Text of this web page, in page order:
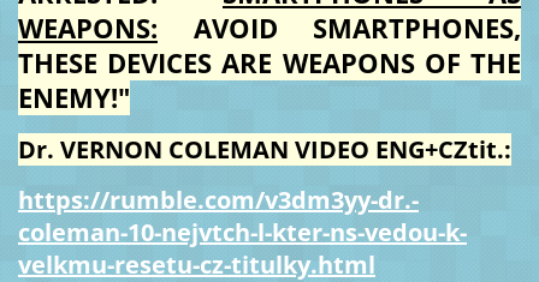
WEAPONS: AVOID SMARTPHONES,
THESE DEVICES ARE WEAPONS OF THE
ENEMY!"
Dr. VERNON COLEMAN VIDEO ENG+CZtit.:
https://rumble.com/v3dm3yy-dr.-
coleman-10-nejvtch-l-kter-ns-vedou-k-
velkmu-resetu-cz-titulky.html